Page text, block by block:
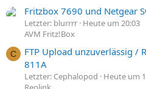
Fritzbox 7690 und Netgear
Letzter: blurrrr Heute um 20:03
AVM Fritz!Box
C
FTP Upload unzuverlässig /
811A
Letzter: Cephalopod
Heute um